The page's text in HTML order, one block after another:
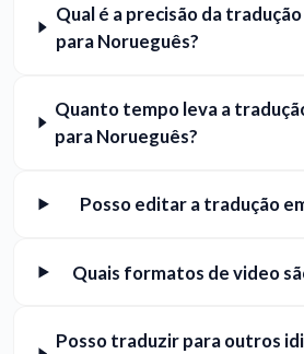
Qual é a precisão da
para Norueguês?
Quanto tempo leva a
para Norueguês?
Posso editar a tradução
Quais formatos de video
Posso traduzir para outros